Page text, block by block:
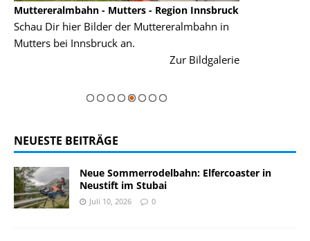
Muttereralmbahn - Mutters - Region Innsbruck
Schau Dir hier Bilder der Muttereralmbahn in
Mutters bei Innsbruck an.
Zur Bildgalerie
NEUESTE BEITRÄGE
Neue Sommerrodelbahn: Elfercoaster in
Neustift im Stubai
Juli 10, 2026 0